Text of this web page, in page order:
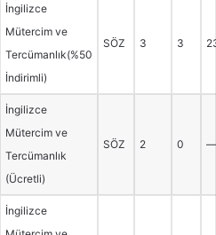
İngilizce
Mütercim ve
Tercümanlık(%50
İndirimli)
SÖZ 3 3
İngilizce
Mütercim ve
Tercümanlık
(Ücretli)
SÖZ 2 0 —
İngilizce